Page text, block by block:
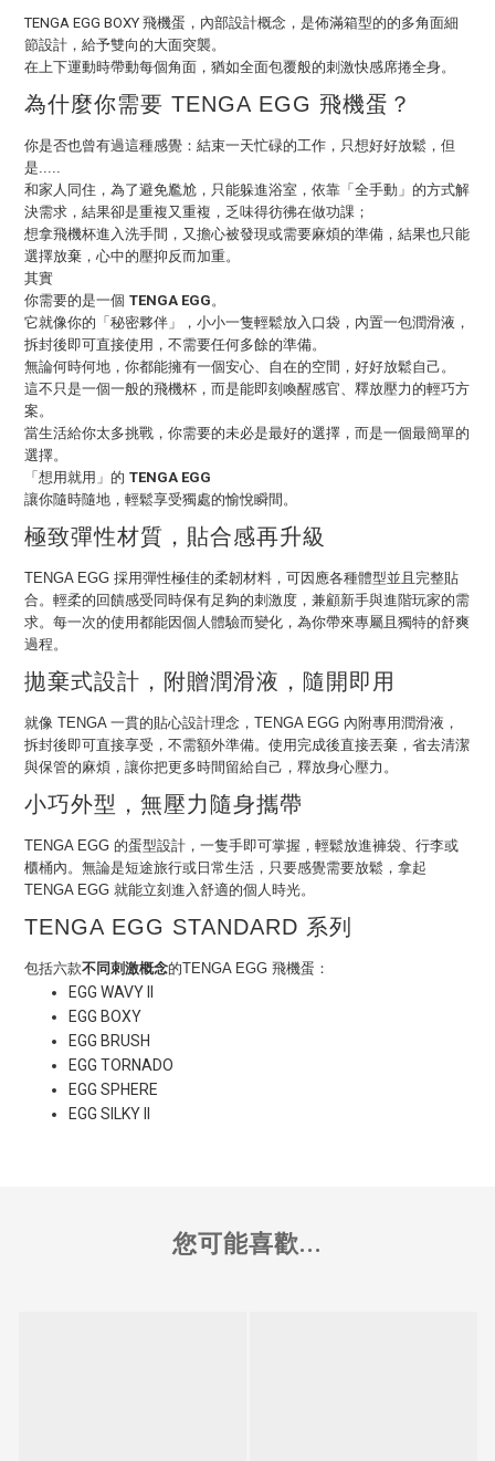
TENGA EGG BOXY 飛機蛋，內部設計概念，是佈滿箱型的的多角面細
節設計，給予雙向的大面突襲。
在上下運動時帶動每個角面，猶如全面包覆般的刺激快感席捲全身。
為什麼你需要 TENGA EGG 飛機蛋？
你是否也曾有過這種感覺：結束一天忙碌的工作，只想好好放鬆，但
是.....
和家人同住，為了避免尷尬，只能躲進浴室，依靠「全手動」的方式解
決需求，結果卻是重複又重複，乏味得彷彿在做功課；
想拿飛機杯進入洗手間，又擔心被發現或需要麻煩的準備，結果也只能
選擇放棄，心中的壓抑反而加重。
其實
你需要的是一個 TENGA EGG。
它就像你的「秘密夥伴」，小小一隻輕鬆放入口袋，內置一包潤滑液，
拆封後即可直接使用，不需要任何多餘的準備。
無論何時何地，你都能擁有一個安心、自在的空間，好好放鬆自己。
這不只是一個一般的飛機杯，而是能即刻喚醒感官、釋放壓力的輕巧方
案。
當生活給你太多挑戰，你需要的未必是最好的選擇，而是一個最簡單的
選擇。
「想用就用」的 TENGA EGG
讓你隨時隨地，輕鬆享受獨處的愉悅瞬間。
極致彈性材質，貼合感再升級
TENGA EGG 採用彈性極佳的柔韌材料，可因應各種體型並且完整貼
合。輕柔的回饋感受同時保有足夠的刺激度，兼顧新手與進階玩家的需
求。每一次的使用都能因個人體驗而變化，為你帶來專屬且獨特的舒爽
過程。
拋棄式設計，附贈潤滑液，隨開即用
就像 TENGA 一貫的貼心設計理念，TENGA EGG 內附專用潤滑液，
拆封後即可直接享受，不需額外準備。使用完成後直接丟棄，省去清潔
與保管的麻煩，讓你把更多時間留給自己，釋放身心壓力。
小巧外型，無壓力隨身攜帶
TENGA EGG 的蛋型設計，一隻手即可掌握，輕鬆放進褲袋、行李或
櫃桶內。無論是短途旅行或日常生活，只要感覺需要放鬆，拿起
TENGA EGG 就能立刻進入舒適的個人時光。
TENGA EGG STANDARD 系列
包括六款不同刺激概念的TENGA EGG 飛機蛋：
EGG WAVY II
EGG BOXY
EGG BRUSH
EGG TORNADO
EGG SPHERE
EGG SILKY II
您可能喜歡...